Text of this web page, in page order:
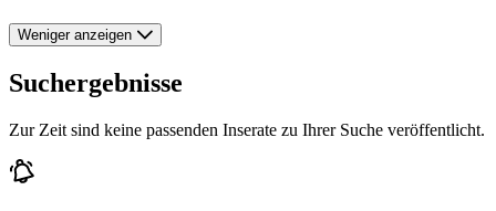
Weniger anzeigen
Suchergebnisse
Zur Zeit sind keine passenden Inserate zu Ihrer Suche veröffentlicht.